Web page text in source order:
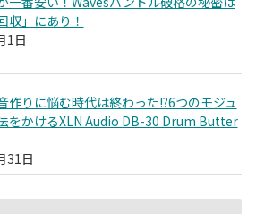
収」にあり！
1日
作りに悩む時代は終わった!?6つのモジュ
をかけるXLN Audio DB-30 Drum Butter
31日